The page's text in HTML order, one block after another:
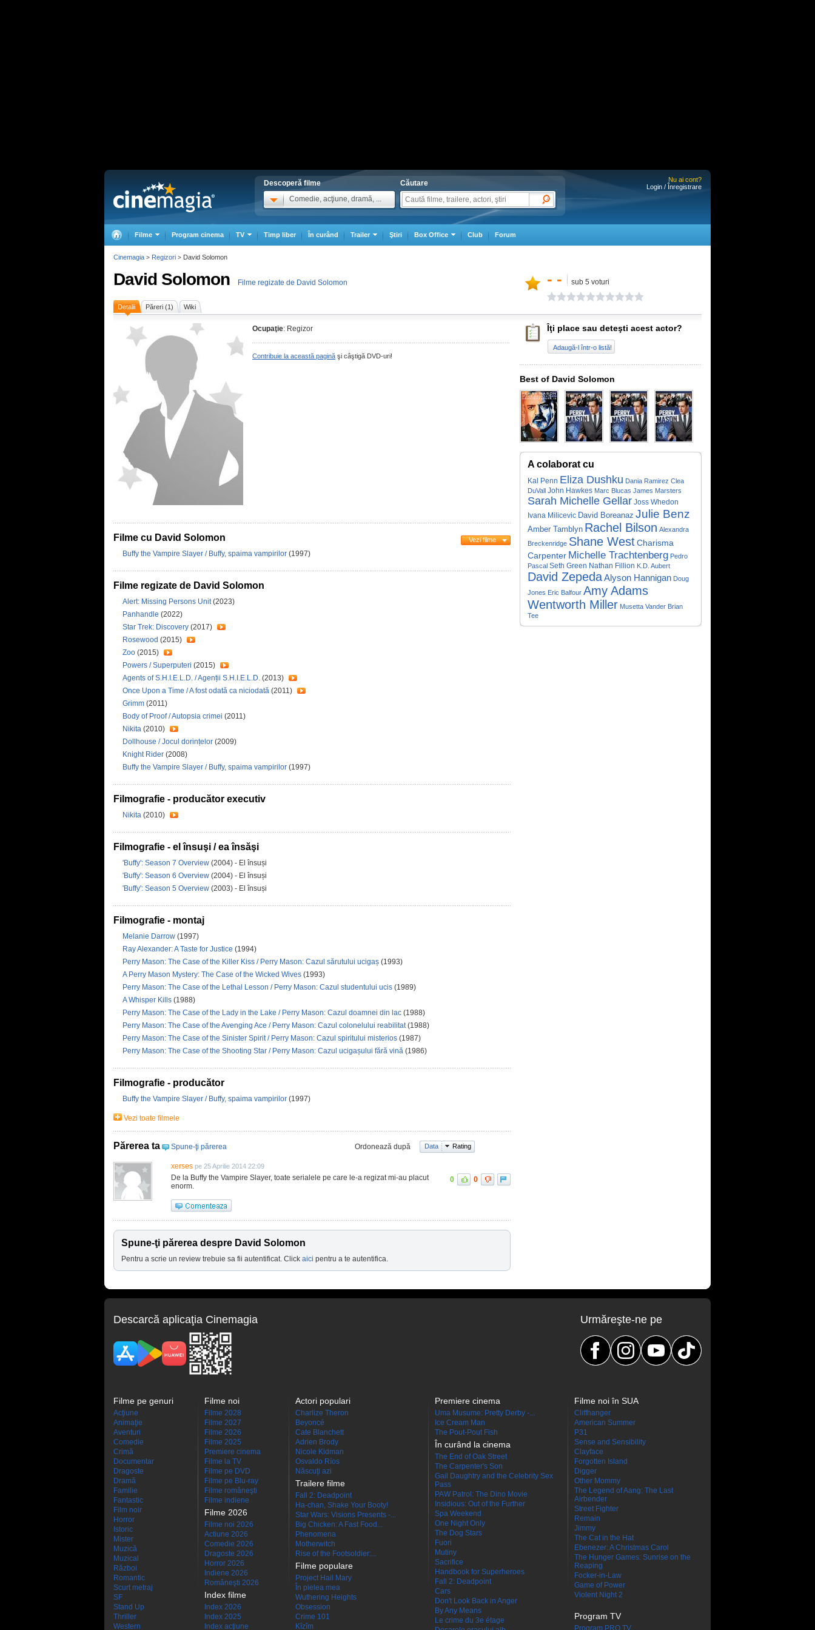
Descoperă filme
Comedie, acţiune, dramă, ...
Căutare
Nu ai cont?
Login / Înregistrare
Filme Program cinema TV Timp liber În curând Trailer Ştiri Box Office Club Forum
David Solomon Filme regizate de David Solomon - - sub 5 voturi
Detalii Păreri (1) Wiki
Ocupaţie: Regizor
Contribuie la această pagină şi câştigă DVD-uri!
Filme cu David Solomon Vezi filme
Buffy the Vampire Slayer / Buffy, spaima vampirilor (1997)
Filme regizate de David Solomon
Alert: Missing Persons Unit(2023)
Panhandle (2022)
Star Trek: Discovery (2017)
Rosewood (2015)
Zoo (2015)
Powers / Superputeri (2015)
Agents of S.H.I.E.L.D. / Agenții S.H.I.E.L.D. (2013)
Once Upon a Time / A fost odată ca niciodată (2011)
Grimm (2011)
Body of Proof / Autopsia crimei (2011)
Nikita (2010)
Dollhouse / Jocul dorințelor (2009)
Knight Rider (2008)
Buffy the Vampire Slayer / Buffy, spaima vampirilor (1997)
Filmografie - producător executiv
Nikita (2010)
Filmografie - el însuşi / ea însăşi
'Buffy': Season 7 Overview (2004) - El însuși
'Buffy': Season 6 Overview (2004) - El însuși
'Buffy': Season 5 Overview (2003) - El însuși
Filmografie - montaj
Melanie Darrow (1997)
Ray Alexander: A Taste for Justice (1994)
Perry Mason: The Case of the Killer Kiss / Perry Mason: Cazul sărutului ucigaș (1993)
A Perry Mason Mystery: The Case of the Wicked Wives (1993)
Perry Mason: The Case of the Lethal Lesson / Perry Mason: Cazul studentului ucis (1989)
A Whisper Kills (1988)
Perry Mason: The Case of the Lady in the Lake / Perry Mason: Cazul doamnei din lac (1988)
Perry Mason: The Case of the Avenging Ace / Perry Mason: Cazul colonelului reabilitat(1988)
Perry Mason: The Case of the Sinister Spirit / Perry Mason: Cazul spiritului misterios (1987)
Perry Mason: The Case of the Shooting Star / Perry Mason: Cazul ucigașului fără vină (1986)
Filmografie - producător
Buffy the Vampire Slayer / Buffy, spaima vampirilor (1997)
Vezi toate filmele
Părerea ta Spune-ţi părerea Ordonează după Data Rating
xerses pe 25 Aprilie 2014 22:09
De la Buffy the Vampire Slayer, toate serialele pe care le-a regizat mi-au placut
enorm.
0 0
Spune-ţi părerea despre David Solomon
Pentru a scrie un review trebuie sa fii autentificat. Click aici pentru a te autentifica.
Îţi place sau deteşti acest actor?
Adaugă-l într-o listă!
Best of David Solomon
A colaborat cu
Kal Penn Eliza Dushku Dania Ramirez Clea
DuVall John Hawkes Marc Blucas James Marsters
Sarah Michelle Gellar Joss Whedon
Ivana Milicevic David Boreanaz Julie Benz
Amber Tamblyn Rachel Bilson Alexandra
Breckenridge Shane WestCharisma
Carpenter Michelle Trachtenberg Pedro
Pascal Seth Green Nathan Fillion K.D. Aubert
David ZepedaAlyson Hannigan Doug
Jones Eric Balfour Amy Adams
Wentworth Miller Musetta Vander Brian
Tee
Cinemagia > Regizori > David Solomon
Descarcă aplicaţia Cinemagia Urmăreşte-ne pe
Filme pe genuri
Acţiune
Animaţie
Aventuri
Comedie
Crimă
Documentar
Dragoste
Dramă
Familie
Fantastic
Film noir
Horror
Istoric
Mister
Muzică
Muzical
Război
Romantic
Scurt metraj
SF
Stand Up
Thriller
Western
Filme noi
Filme 2028
Filme 2027
Filme 2026
Filme 2025
Premiere cinema
Filme la TV
Filme pe DVD
Filme pe Blu-ray
Filme româneşti
Filme indiene
Filme 2026
Filme noi 2026
Actiune 2026
Comedie 2026
Dragoste 2026
Horror 2026
Indiene 2026
Româneşti 2026
Index filme
Index 2026
Index 2025
Index acţiune
Actori populari
Charlize Theron
Beyoncé
Cate Blanchett
Adrien Brody
Nicole Kidman
Osvaldo Ríos
Născuţi azi
Trailere filme
Fall 2: Deadpoint
Ha-chan, Shake Your Booty!
Star Wars: Visions Presents -...
Big Chicken: A Fast Food...
Phenomena
Motherwitch
Rise of the Footsoldier:...
Filme populare
Project Hail Mary
În pielea mea
Wuthering Heights
Obsession
Crime 101
Kîzîm
Premiere cinema
Uma Musume: Pretty Derby -...
Ice Cream Man
The Pout-Pout Fish
În curând la cinema
The End of Oak Street
The Carpenter's Son
Gail Daughtry and the Celebrity Sex
Pass
PAW Patrol: The Dino Movie
Insidious: Out of the Further
Spa Weekend
One Night Only
The Dog Stars
Fuori
Mutiny
Sacrifice
Handbook for Superheroes
Fall 2: Deadpoint
Cars
Don't Look Back in Anger
By Any Means
Le crime du 3e étage
Filme noi în SUA
Cliffhanger
American Summer
P31
Sense and Sensibility
Clayface
Forgotten Island
Digger
Other Mommy
The Legend of Aang: The Last
Airbender
Street Fighter
Remain
Jimmy
The Cat in the Hat
Ebenezer: A Christmas Carol
The Hunger Games: Sunrise on the
Reaping
Focker-in-Law
Game of Power
Violent Night 2
Program TV
Program PRO TV